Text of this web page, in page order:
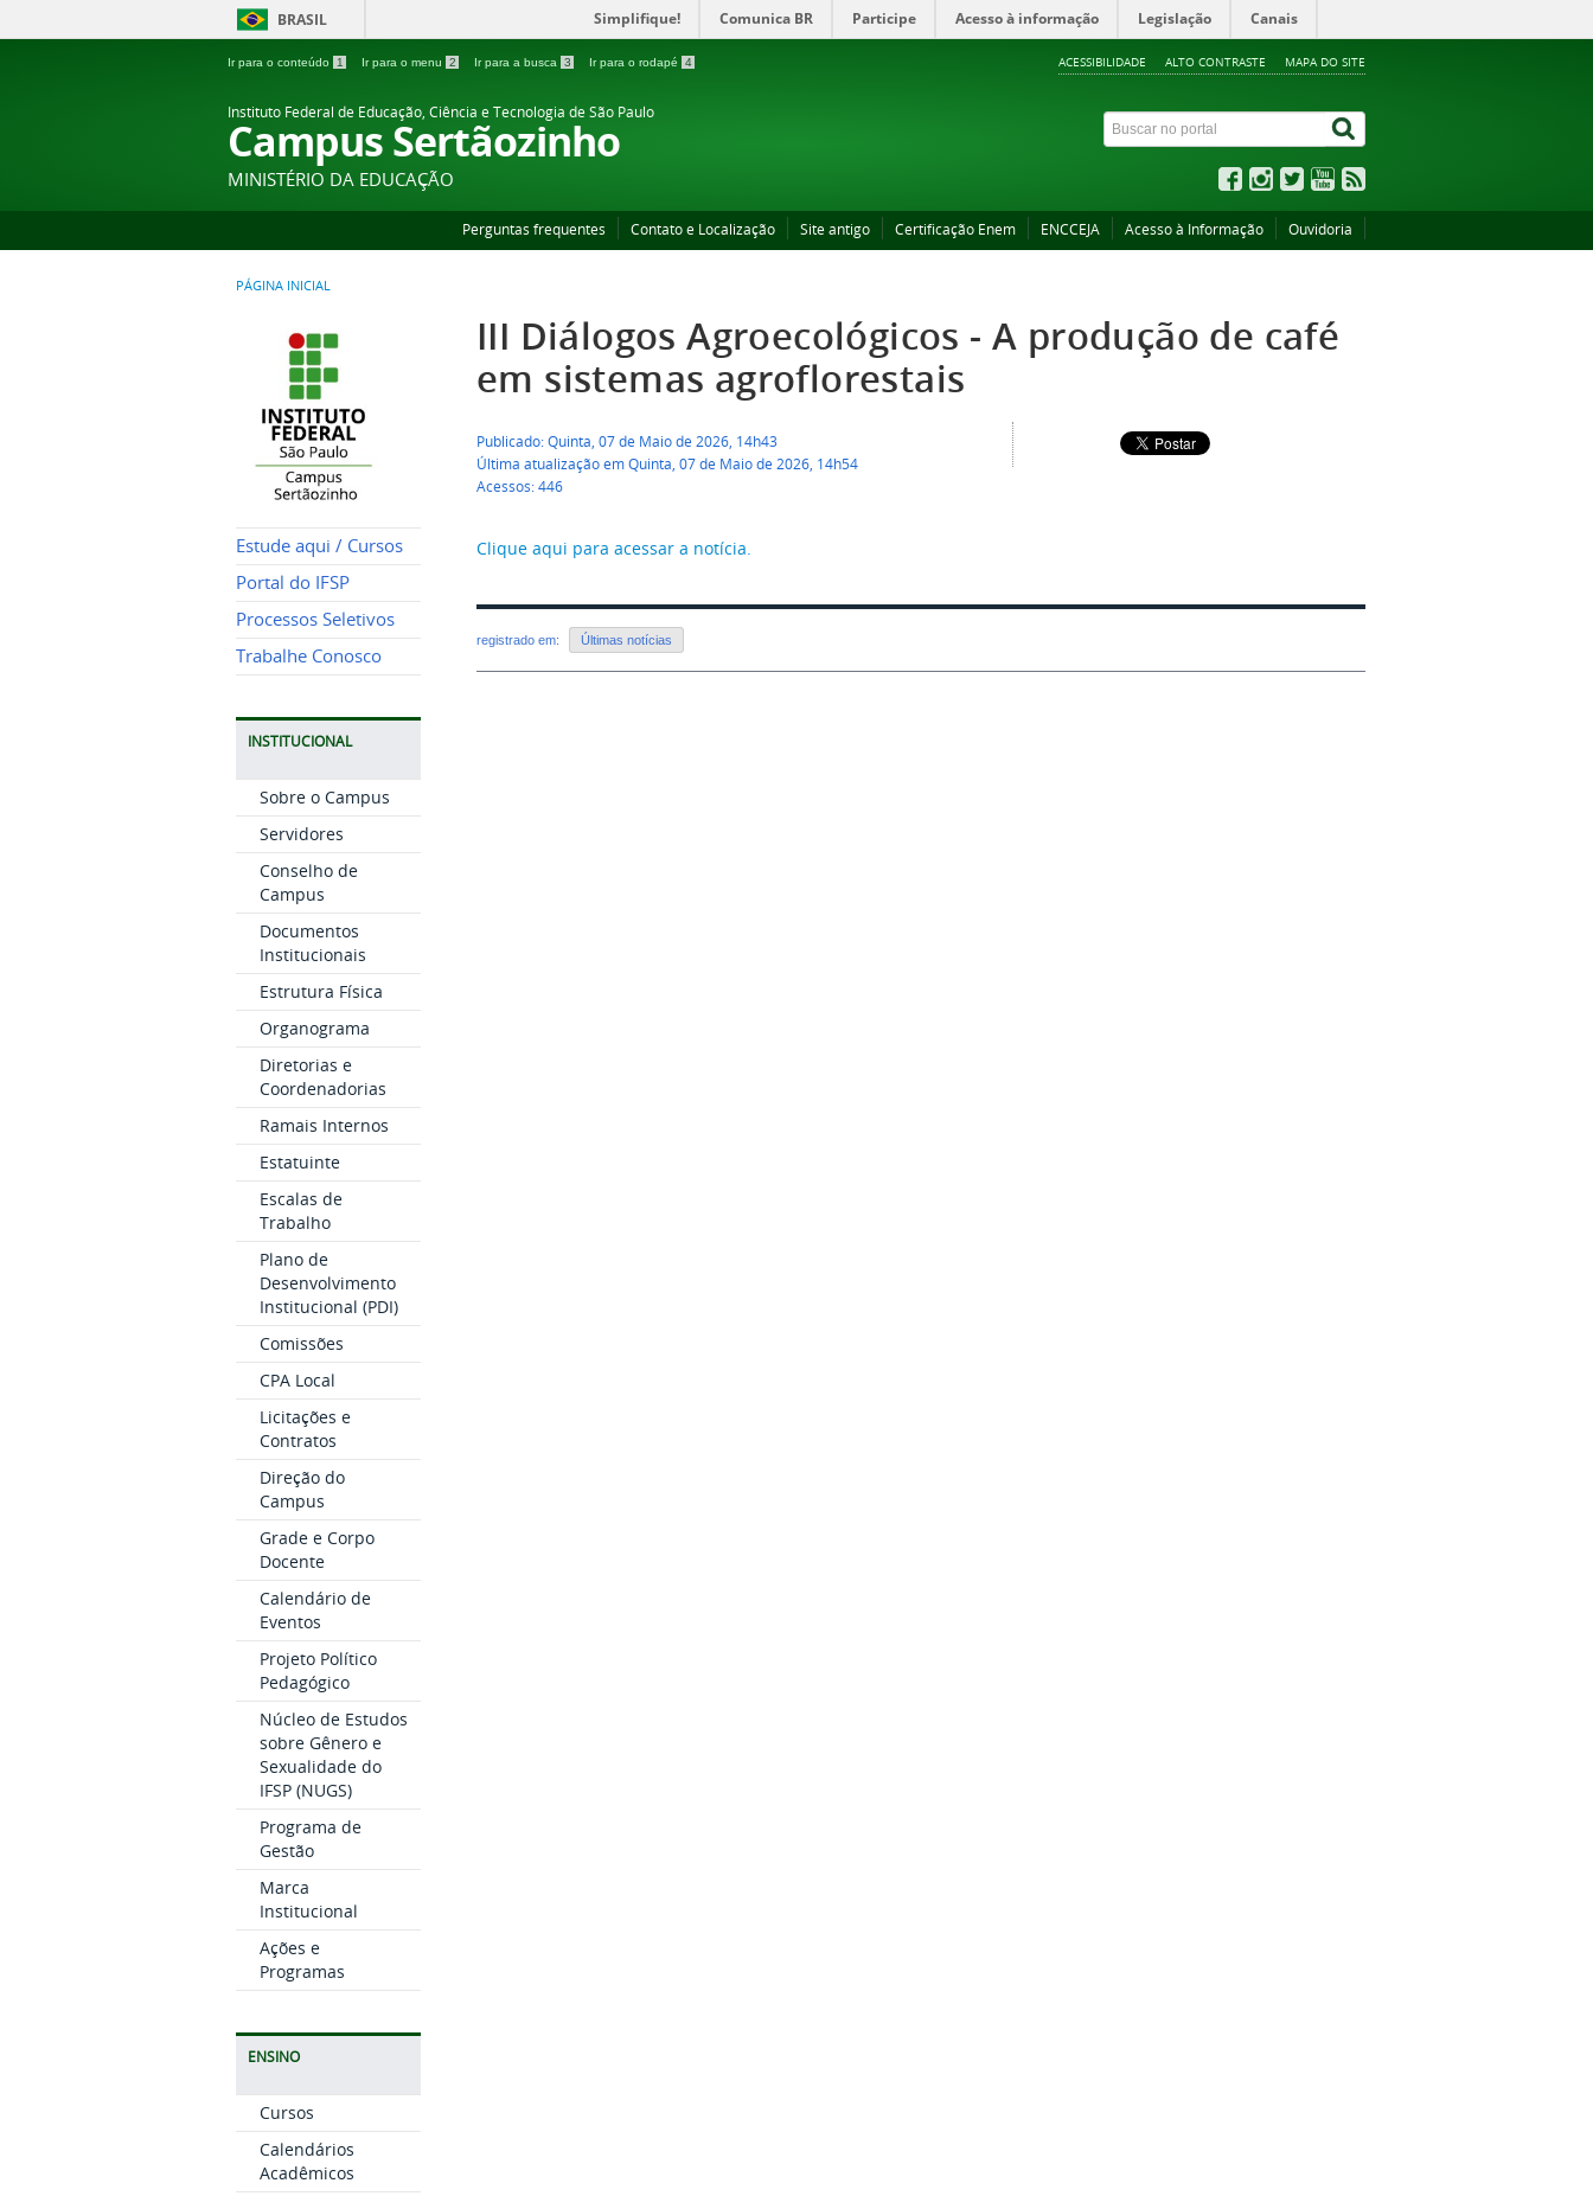
BRASIL Simplifique! Comunica BR Participe Acesso à informação Legislação Canais
Ir para o conteúdo 1 Ir para o menu 2 Ir para a busca 3 Ir para o rodapé 4 ACESSIBILIDADE ALTO CONTRASTE MAPA DO SITE
Instituto Federal de Educação, Ciência e Tecnologia de São Paulo
Campus Sertãozinho
MINISTÉRIO DA EDUCAÇÃO
Perguntas frequentes Contato e Localização Site antigo Certificação Enem ENCCEJA Acesso à Informação Ouvidoria
PÁGINA INICIAL
Estude aqui / Cursos
Portal do IFSP
Processos Seletivos
Trabalhe Conosco
INSTITUCIONAL
Sobre o Campus
Servidores
Conselho de
Campus
Documentos
Institucionais
Estrutura Física
Organograma
Diretorias e
Coordenadorias
Ramais Internos
Estatuinte
Escalas de
Trabalho
Plano de
Desenvolvimento
Institucional (PDI)
Comissões
CPA Local
Licitações e
Contratos
Direção do
Campus
Grade e Corpo
Docente
Calendário de
Eventos
Projeto Político
Pedagógico
Núcleo de Estudos
sobre Gênero e
Sexualidade do
IFSP (NUGS)
Programa de
Gestão
Marca
Institucional
Ações e
Programas
ENSINO
Cursos
Calendários
Acadêmicos
III Diálogos Agroecológicos - A produção de café
em sistemas agroflorestais
Publicado: Quinta, 07 de Maio de 2026, 14h43
Última atualização em Quinta, 07 de Maio de 2026, 14h54
Acessos: 446
Clique aqui para acessar a notícia.
registrado em: Últimas notícias